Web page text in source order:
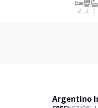
2 2 1
Argentino